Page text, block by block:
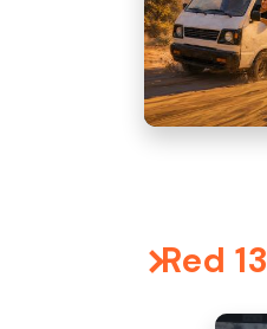
Red 13